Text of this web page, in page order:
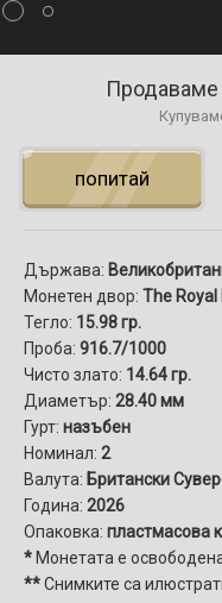
Продаваме
попитай
Държава:
Монетен двор: The Royal
Тегло: 15.98 гр.
Проба: 916.7/1000
Чисто злато: 14.64 гр.
Диаметър: 28.40 мм
Гурт: назъбен
Номинал: 2
Валута: Британски
Година: 2026
Опаковка: пластмасова
*Монетата е
**Снимките са